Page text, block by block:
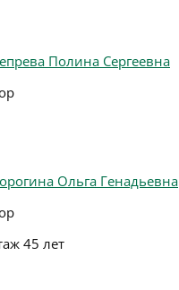
Полина Сергеевна
Ольга Генадьевна
45 лет